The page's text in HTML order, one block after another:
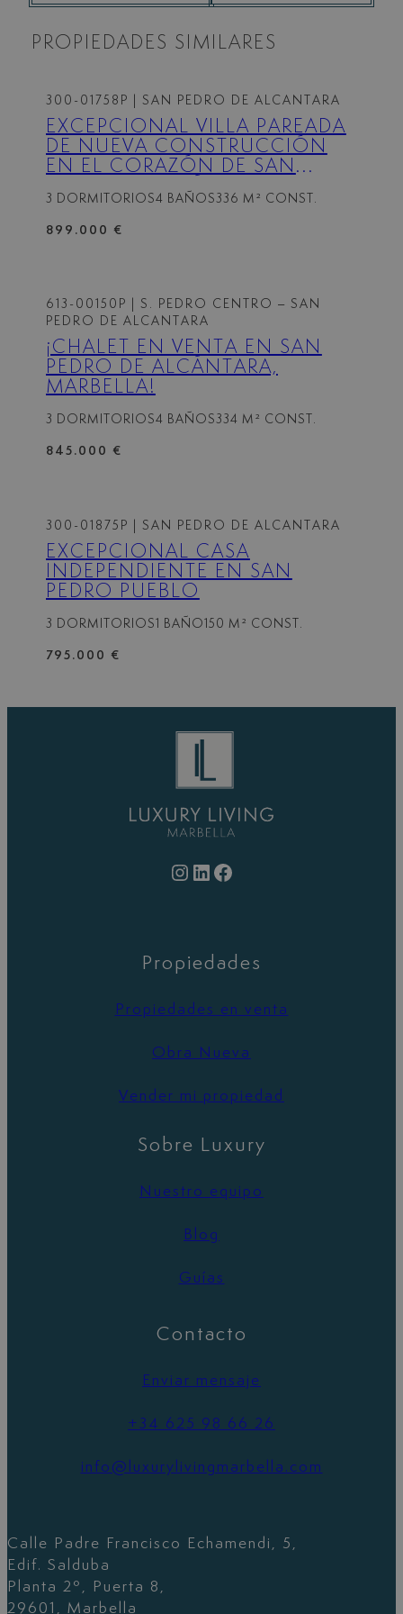
PROPIEDADES SIMILARES
300-01758P | SAN PEDRO DE ALCANTARA
EXCEPCIONAL VILLA PAREADA
DE NUEVA CONSTRUCCIÓN
EN EL CORAZÓN DE SAN
PEDRO DE ALCÁNTARA
3 DORMITORIOS4 BAÑOS336 M² CONST.
899.000 €
613-00150P
| S. PEDRO CENTRO – SAN
PEDRO DE ALCANTARA
¡CHALET EN VENTA EN SAN
PEDRO DE ALCÁNTARA,
MARBELLA!
3 DORMITORIOS4 BAÑOS334 M² CONST.
845.000 €
300-01875P | SAN PEDRO DE ALCANTARA
EXCEPCIONAL CASA
INDEPENDIENTE EN SAN
PEDRO PUEBLO
3 DORMITORIOS1 BAÑO150 M² CONST.
795.000 €
Instagram LinkedIn Facebook
Propiedades
Propiedades en venta
Obra Nueva
Vender mi propiedad
Sobre Luxury
Nuestro equipo
Blog
Guías
Contacto
Enviar mensaje
+34 625 98 66 26
info@luxurylivingmarbella.com
Calle Padre Francisco Echamendi, 5,
Edif. Salduba
Planta 2º, Puerta 8,
29601, Marbella